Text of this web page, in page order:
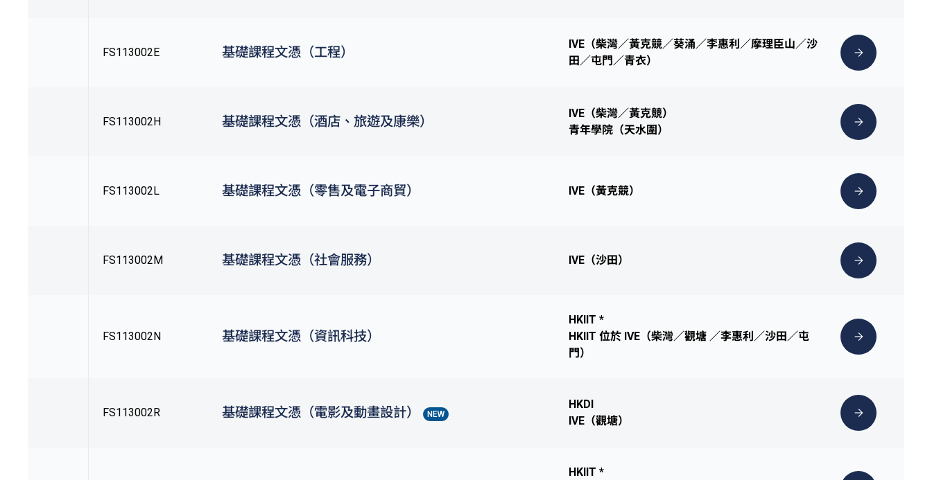
FS113002E 基礎課程文憑（工程）
IVE（柴灣／黃克競／葵涌／李惠利／摩理臣山／沙
田／屯門／青衣）
FS113002H 基礎課程文憑（酒店、旅遊及康樂）
IVE（柴灣／黃克競）
青年學院（天水圍）
FS113002L 基礎課程文憑（零售及電子商貿） IVE（黃克競）
FS113002M 基礎課程文憑（社會服務） IVE（沙田）
FS113002N 基礎課程文憑（資訊科技）
HKIIT *
HKIIT 位於 IVE（柴灣／觀塘 ／李惠利／沙田／屯
門）
FS113002R 基礎課程文憑（電影及動畫設計） NEW
HKDI
IVE（觀塘）
HKIIT *